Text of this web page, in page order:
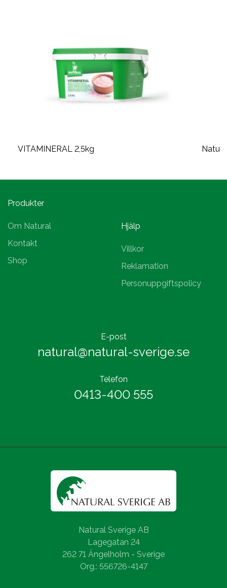
VITAMINERAL 2,5kg
Produkter
Om Natural
Kontakt
Shop
Hjälp
Villkor
Reklamation
Personuppgiftspolicy
E-post
natural@natural-sverige.se
Telefon
0413-400 555
Natural Sverige AB
Lagegatan 24
262 71 Ängelholm - Sverige
Org.: 556726-4147